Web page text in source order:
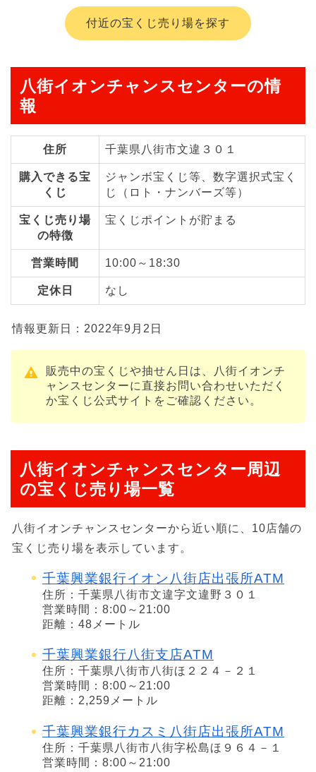
付近の宝くじ売り場を探す
八街イオンチャンスセンターの情
報
住所 千葉県八街市文違３０１
購入できる宝
くじ
ジャンボ宝くじ等、数字選択式宝く
じ（ロト・ナンバーズ等）
宝くじ売り場
の特徴
宝くじポイントが貯まる
営業時間 10:00～18:30
定休日 なし
情報更新日：2022年9月2日
販売中の宝くじや抽せん日は、八街イオンチ
ャンスセンターに直接お問い合わせいただく
か宝くじ公式サイトをご確認ください。
八街イオンチャンスセンター周辺
の宝くじ売り場一覧
八街イオンチャンスセンターから近い順に、10店舗の
宝くじ売り場を表示しています。
千葉興業銀行イオン八街店出張所ATM
住所：千葉県八街市文違字文違野３０１
営業時間：8:00～21:00
距離：48メートル
千葉興業銀行八街支店ATM
住所：千葉県八街市八街ほ２２４－２１
営業時間：8:00～21:00
距離：2,259メートル
千葉興業銀行カスミ八街店出張所ATM
住所：千葉県八街市八街字松島ほ９６４－１
営業時間：8:00～21:00